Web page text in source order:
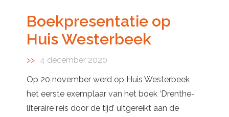
Boekpresentatie op
Huis Westerbeek
4 december 2020
Op 20 november werd op Huis Westerbeek
het eerste exemplaar van het boek ‘Drenthe-
literaire reis door de tijd’ uitgereikt aan de